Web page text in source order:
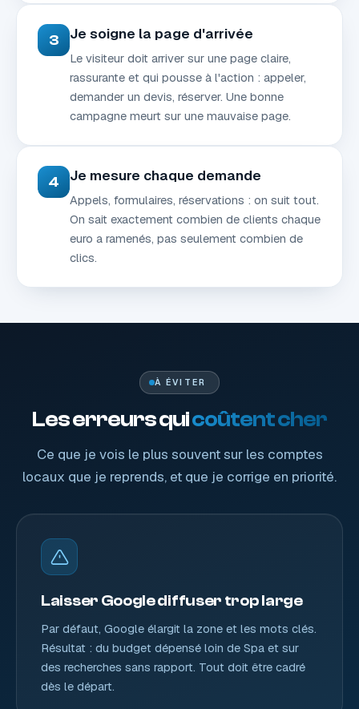
3 Je soigne la page d'arrivée
Le visiteur doit arriver sur une page claire,
rassurante et qui pousse à l'action : appeler,
demander un devis, réserver. Une bonne
campagne meurt sur une mauvaise page.
4 Je mesure chaque demande
Appels, formulaires, réservations : on suit tout.
On sait exactement combien de clients chaque
euro a ramenés, pas seulement combien de
clics.
À ÉVITER
Les erreurs quicoûtent cher
Ce que je vois le plus souvent sur les comptes
locaux que je reprends, et que je corrige en priorité.
Laisser Google diffuser trop large
Par défaut, Google élargit la zone et les mots clés.
Résultat : du budget dépensé loin de Spa et sur
des recherches sans rapport. Tout doit être cadré
dès le départ.